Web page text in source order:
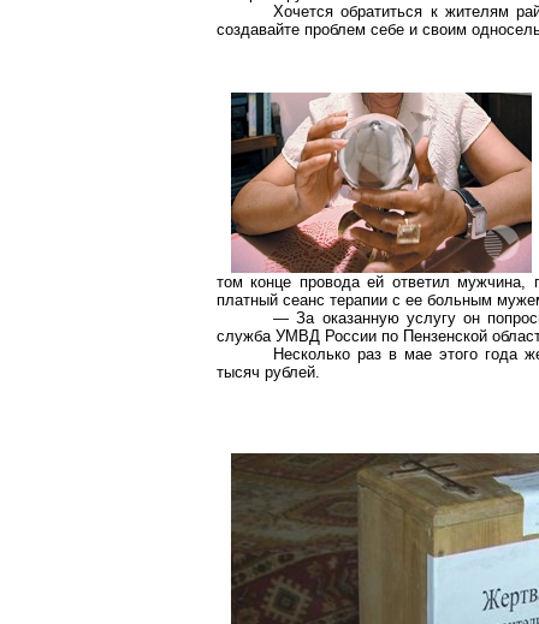
Хочется обратиться к жителям
создавайте проблем себе и своим
том конце провода ей ответил мужчина,
платный сеанс терапии с ее больным
— За оказанную услугу он
служба УМВД России по Пензенской
Несколько раз в мае этого
тысяч рублей.